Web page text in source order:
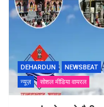
DEHARDUN NEWSBEAT
न्यूज़
सोशल मीडिया वायरल